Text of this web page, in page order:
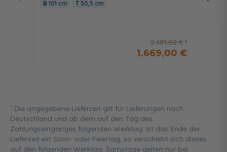
101 cm 50,5 cm
2.681,02 €
1.669,00 €
1 Die angegebene Lieferzeit gilt für Lieferungen nach
Deutschland und ab dem auf den Tag des
Zahlungseinganges folgenden Werktag. Ist das Ende der
Lieferzeit ein Sonn- oder Feiertag, so verschiebt sich dieses
auf den folgenden Werktag. Samstage gelten nur bei